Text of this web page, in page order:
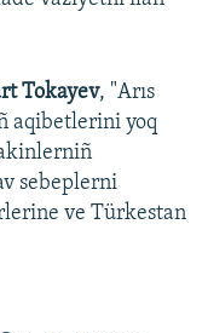
Tokayev, "Arıs
aqibetlerini yoq
sebeplerni
ve Türkestan